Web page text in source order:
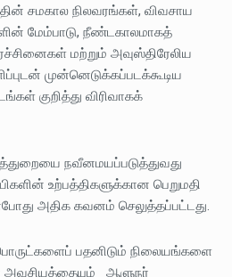
சமகால நிலவரங்கள், விவசாய
மேம்பாடு, நீண்டகாலமாகத்
மற்றும் அவுஸ்திரேலிய
முன்னெடுக்கப்படக்கூடிய
குறித்து விரிவாகக்
நவீனமயப்படுத்துவது
உற்பத்திகளுக்கான பெறுமதி
அதிக கவனம் செலுத்தப்பட்டது.
பதனிடும் நிலையங்களை
அவசியத்தையும் ஆளுநர்